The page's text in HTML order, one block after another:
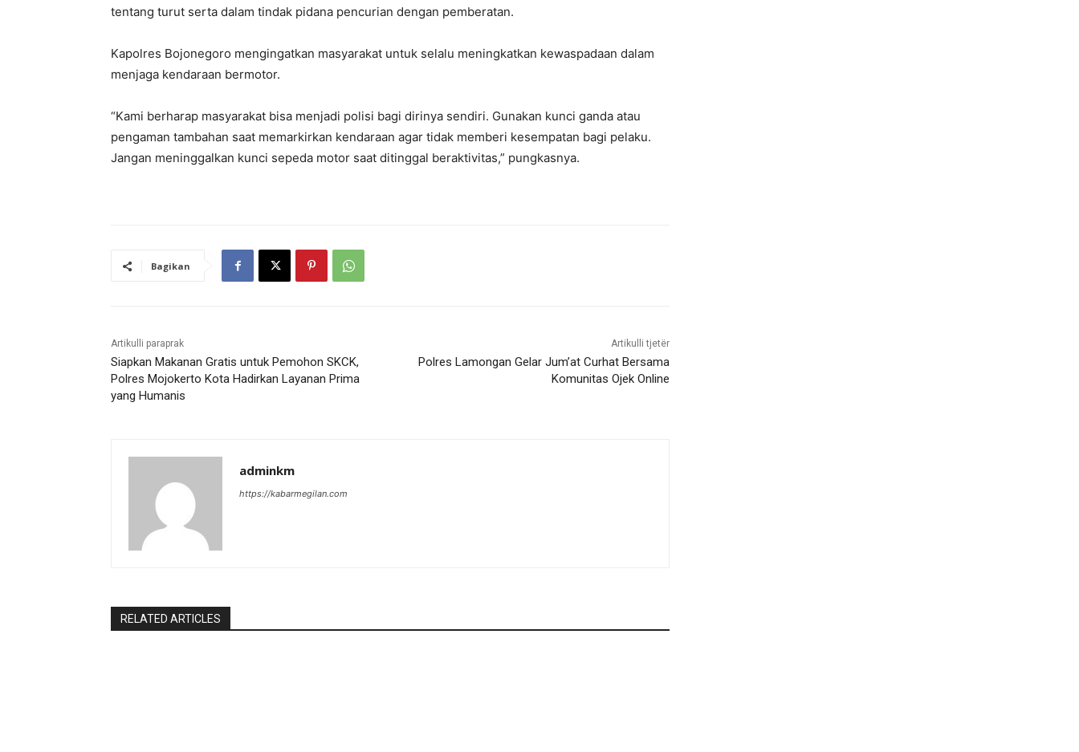
tentang turut serta dalam tindak pidana pencurian dengan pemberatan.
Kapolres Bojonegoro mengingatkan masyarakat untuk selalu meningkatkan kewaspadaan dalam
menjaga kendaraan bermotor.
“Kami berharap masyarakat bisa menjadi polisi bagi dirinya sendiri. Gunakan kunci ganda atau
pengaman tambahan saat memarkirkan kendaraan agar tidak memberi kesempatan bagi pelaku.
Jangan meninggalkan kunci sepeda motor saat ditinggal beraktivitas,” pungkasnya.
Bagikan
Artikulli paraprak
Siapkan Makanan Gratis untuk Pemohon SKCK,
Polres Mojokerto Kota Hadirkan Layanan Prima
yang Humanis
Artikulli tjetër
Polres Lamongan Gelar Jum’at Curhat Bersama
Komunitas Ojek Online
adminkm
https://kabarmegilan.com
RELATED ARTICLES